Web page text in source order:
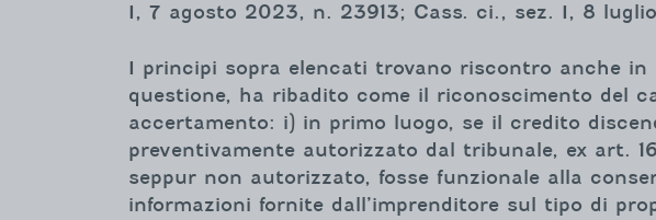
I, 7 agosto 2023, n. 23913; Cass. ci., sez. I, 8
I principi sopra elencati trovano riscontro anche
questione, ha ribadito come il riconoscimento del
accertamento: i) in primo luogo, se il credito
preventivamente autorizzato dal tribunale, ex art.
seppur non autorizzato, fosse funzionale alla
informazioni fornite dall’imprenditore sul tipo di